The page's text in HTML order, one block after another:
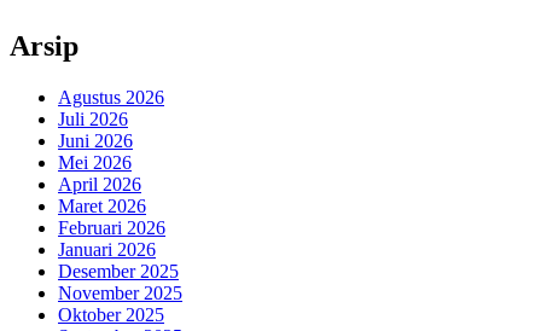
Arsip
Agustus 2026
Juli 2026
Juni 2026
Mei 2026
April 2026
Maret 2026
Februari 2026
Januari 2026
Desember 2025
November 2025
Oktober 2025